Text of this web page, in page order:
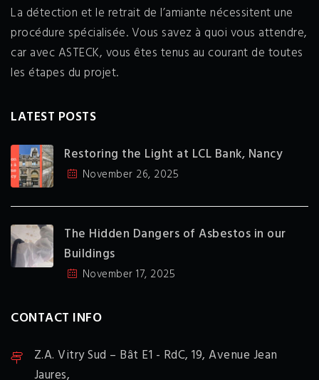
La détection et le retrait de l’amiante nécessitent une
procédure spécialisée. Vous savez à quoi vous attendre,
car avec ASTECK, vous êtes tenus au courant de toutes
les étapes du projet.
LATEST POSTS
Restoring the Light at LCL Bank, Nancy
November 26, 2025
The Hidden Dangers of Asbestos in our
Buildings
November 17, 2025
CONTACT INFO
Z.A. Vitry Sud – Bât E1 - RdC, 19, Avenue Jean
Jaures,